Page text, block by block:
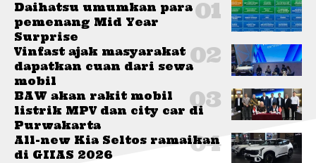
Daihatsu umumkan para
pemenang Mid Year
Surprise
Vinfast ajak masyarakat
dapatkan cuan dari sewa
mobil
BAW akan rakit mobil
listrik MPV dan city car di
Purwakarta
All-new Kia Seltos ramaikan
di GIIAS 2026